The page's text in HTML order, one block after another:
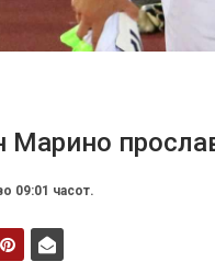
Марино
09:01 часот.